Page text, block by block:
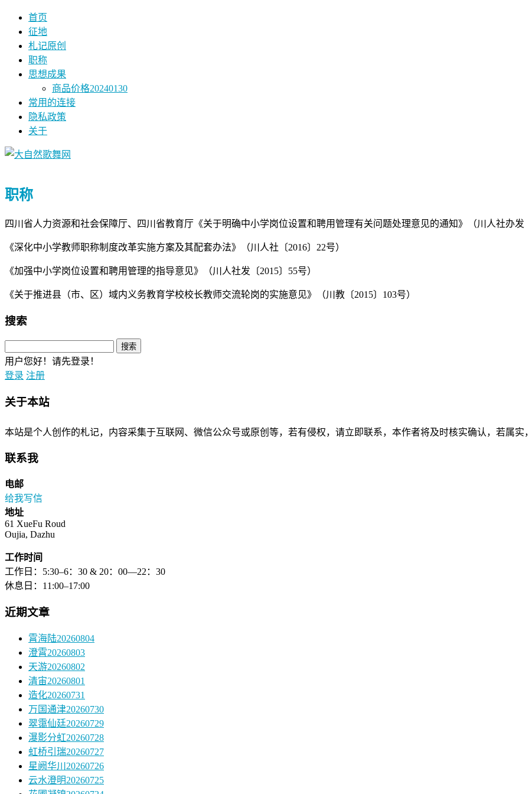
首页
征地
札记原创
职称
思想成果
商品价格20240130
常用的连接
隐私政策
关于
职称
四川省人力资源和社会保障厅、四川省教育厅《关于明确中小学岗位设置和聘用管理有关问题处理意见的通知》（川人社办发
《深化中小学教师职称制度改革实施方案及其配套办法》（川人社〔2016〕22号）
《加强中小学岗位设置和聘用管理的指导意见》（川人社发〔2015〕55号）
《关于推进县（市、区）域内义务教育学校校长教师交流轮岗的实施意见》（川教〔2015〕103号）
搜索
用户您好！请先登录！
登录 注册
关于本站
本站是个人创作的札记，内容采集于互联网、微信公众号或原创等，若有侵权，请立即联系，本作者将及时核实确认，若属实
联系我
电邮
给我写信
地址
61 XueFu Roud
Oujia, Dazhu
工作时间
工作日：5:30–6：30 & 20：00—22：30
休息日：11:00–17:00
近期文章
霄海陆20260804
澄霄20260803
天游20260802
清宙20260801
造化20260731
万国通津20260730
翠霭仙廷20260729
瀑影分虹20260728
虹桥引瑞20260727
星阙华川20260726
云水澄明20260725